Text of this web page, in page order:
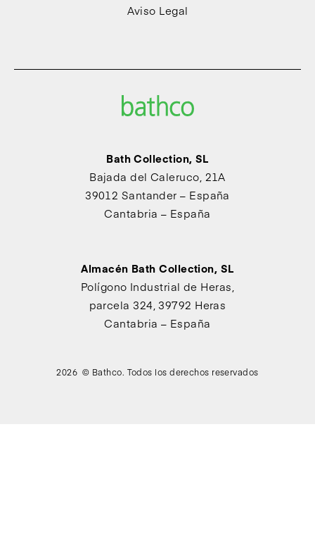
Aviso Legal
Bath Collection, SL
Bajada del Caleruco, 21A
39012 Santander – España
Cantabria – España
Almacén Bath Collection, SL
Polígono Industrial de Heras,
parcela 324, 39792 Heras
Cantabria – España
2026 © Bathco. Todos los derechos reservados